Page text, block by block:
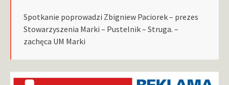
Spotkanie poprowadzi Zbigniew Paciorek – prezes
Stowarzyszenia Marki – Pustelnik – Struga. –
zachęca UM Marki